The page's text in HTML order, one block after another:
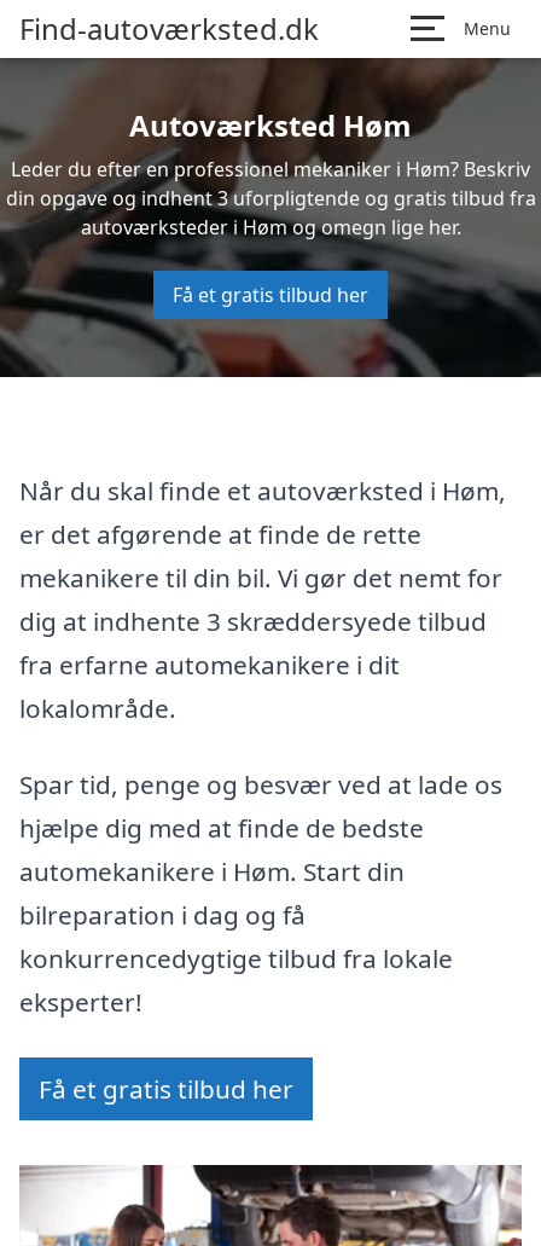
Find-autoværksted.dk Menu
Autoværksted Høm
Leder du efter en professionel mekaniker i Høm? Beskriv
din opgave og indhent 3 uforpligtende og gratis tilbud fra
autoværksteder i Høm og omegn lige her.
Få et gratis tilbud her
Når du skal finde et autoværksted i Høm,
er det afgørende at finde de rette
mekanikere til din bil. Vi gør det nemt for
dig at indhente 3 skræddersyede tilbud
fra erfarne automekanikere i dit
lokalområde.
Spar tid, penge og besvær ved at lade os
hjælpe dig med at finde de bedste
automekanikere i Høm. Start din
bilreparation i dag og få
konkurrencedygtige tilbud fra lokale
eksperter!
Få et gratis tilbud her